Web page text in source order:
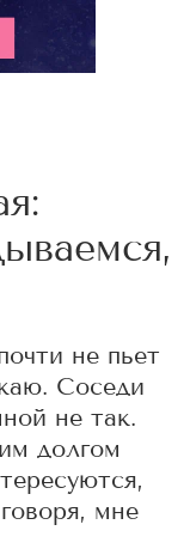
не пьет
Соседи
не так.
долгом
мне